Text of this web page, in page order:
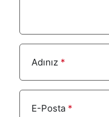
Adınız *
E-Posta *